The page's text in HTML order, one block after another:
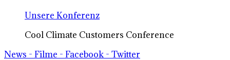
Unsere Konferenz
Cool Climate Customers Conference
News - Filme - Facebook - Twitter